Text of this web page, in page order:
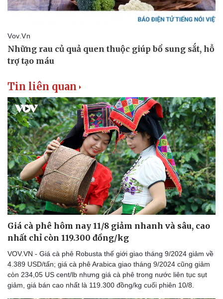
Sân khấu - Điện ảnh
Âm nhạc
Di sản
Nghệ sĩ
Thời trang
Tin liên quan
Giá cà phê hôm nay 11/8 giảm nhanh và sâu, cao
nhất chỉ còn 119.300 đồng/kg
VOV.VN - Giá cà phê Robusta thế giới giao tháng 9/2024 giảm về
4.389 USD/tấn; giá cà phê Arabica giao tháng 9/2024 cũng giảm
còn 234,05 US cent/lb nhưng giá cà phê trong nước liên tục sụt
giảm, giá bán cao nhất là 119.300 đồng/kg cuối phiên 10/8.